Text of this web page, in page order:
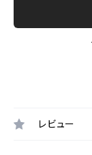
レビュー